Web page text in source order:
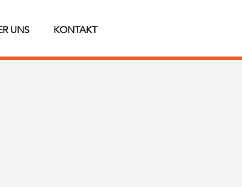
UNS KONTAKT